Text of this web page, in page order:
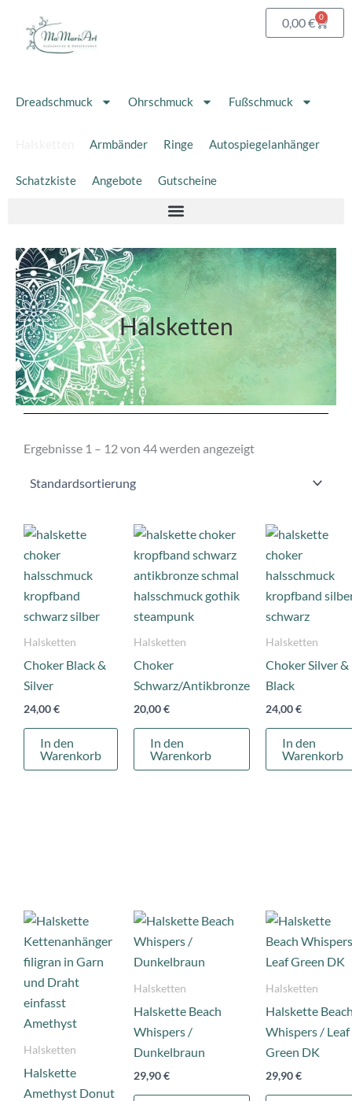
Inhalt
springen
0,00€ 0
Dreadschmuck Ohrschmuck Fußschmuck
Armbänder Ringe Autospiegelanhänger
Schatzkiste Angebote Gutscheine
Halsketten
Ergebnisse 1 – 12 von 44 werden angezeigt
Halsketten
Choker Black &
Silver
24,00€
In den
Warenkorb
Halsketten
Choker
Schwarz/Antikbronze
20,00€
In den
Warenkorb
Halsketten
Choker Silver &
Black
24,00€
In den
Warenkorb
Halsketten
Halskette
Amethyst Donut
Halsketten
Halskette Beach
Whispers /
Dunkelbraun
29,90€
Halsketten
Halskette
Whispers / Leaf
Green DK
29,90€